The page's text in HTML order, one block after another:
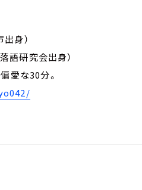
身）
語研究会出身）
愛な30分。